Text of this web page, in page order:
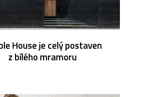
House je celý postaven
z bílého mramoru